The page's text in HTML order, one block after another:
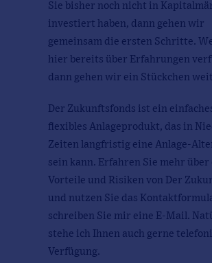
Sie bisher noch nicht in
investiert haben, dann gehen wir
gemeinsam die ersten Schritte.
hier bereits über Erfahrungen
dann gehen wir ein Stückchen
Der Zukunftsfonds ist ein
flexibles Anlageprodukt, das in
Zeiten langfristig eine Anlage-
sein kann. Erfahren Sie mehr über
Vorteile und Risiken von Der
und nutzen Sie das
schreiben Sie mir eine E-Mail.
stehe ich Ihnen auch gerne
Verfügung.